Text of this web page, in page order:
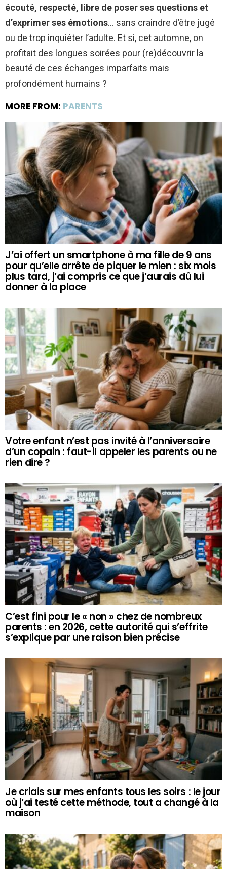
écouté, respecté, libre de poser ses questions et
d’exprimer ses émotions… sans craindre d’être jugé
ou de trop inquiéter l’adulte. Et si, cet automne, on
profitait des longues soirées pour (re)découvrir la
beauté de ces échanges imparfaits mais
profondément humains ?
MORE FROM: PARENTS
J’ai offert un smartphone à ma fille de 9 ans
pour qu’elle arrête de piquer le mien : six mois
plus tard, j’ai compris ce que j’aurais dû lui
donner à la place
Votre enfant n’est pas invité à l’anniversaire
d’un copain : faut-il appeler les parents ou ne
rien dire ?
C’est fini pour le « non » chez de nombreux
parents : en 2026, cette autorité qui s’effrite
s’explique par une raison bien précise
Je criais sur mes enfants tous les soirs : le jour
où j’ai testé cette méthode, tout a changé à la
maison